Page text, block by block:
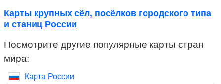
Карты крупных сёл, посёлков городского типа
и станиц России
Посмотрите другие популярные карты стран
мира:
Карта России